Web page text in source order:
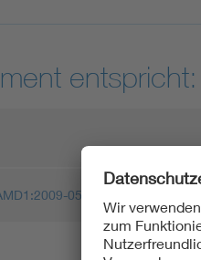
entspricht:
05